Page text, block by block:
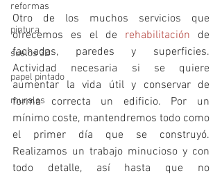
reformas
pintura
suelos 3D
papel pintado
murales
Otro de los muchos servicios que
ofrecemos es el de rehabilitación de
fachadas, paredes y superficies.
Actividad necesaria si se quiere
aumentar la vida útil y conservar de
forma correcta un edificio. Por un
mínimo coste, mantendremos todo como
el primer día que se construyó.
Realizamos un trabajo minucioso y con
todo detalle, así hasta que no